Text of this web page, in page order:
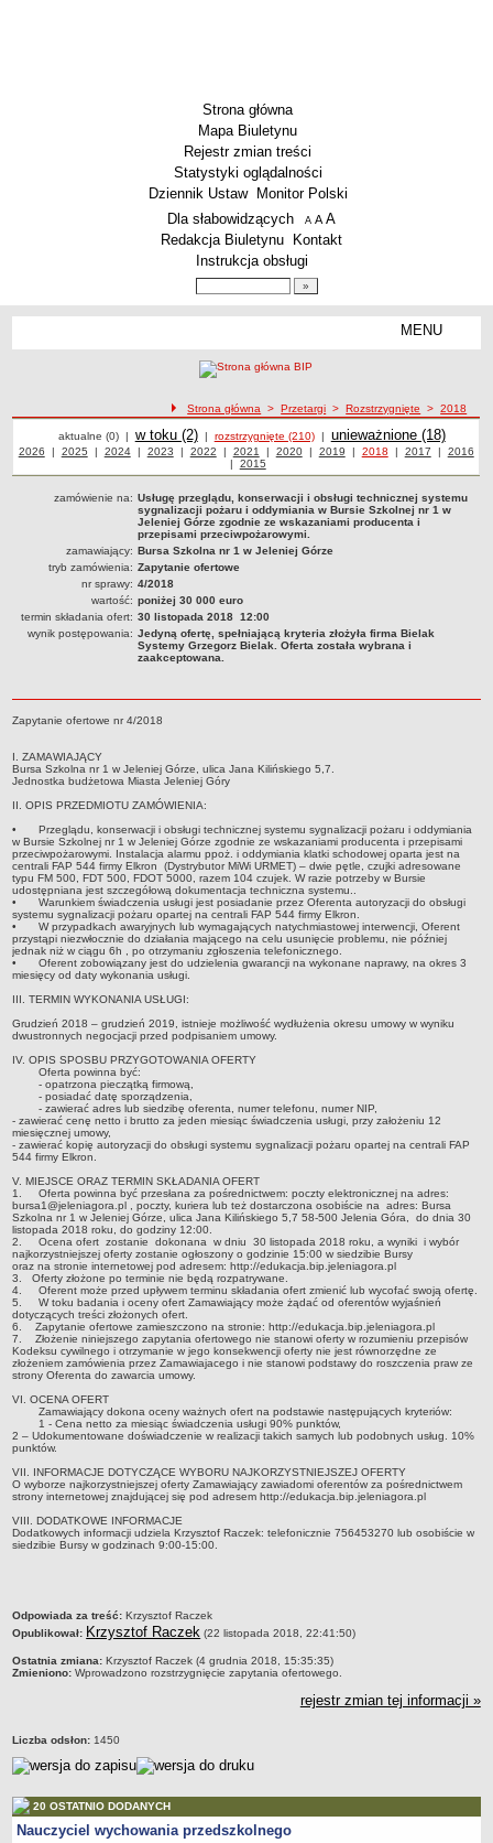
Strona główna
Mapa Biuletynu
Rejestr zmian treści
Statystyki oglądalności
Dziennik Ustaw
Monitor Polski
Menu dodatkowe
Dla słabowidzących A pomniejsz czcionkę
A standardowy rozmiar czcionki
A
Redakcja Biuletynu
Kontakt
Instrukcja obsługi
MENU
Szkoły podstawowe
Inne placówki
PRACA W PLACÓWKACH OŚWIATWYCH
PRZETARGI
SPRAWOZDANIA FINANSOWE
2018
2019
2021
2022
2023
2024
2025
OGŁOSZENIA
DEKLARACJA DOSTĘPNOŚCI
2021
2025
RAPORTY O STANIE DOSTĘPNOŚCI
ścieżka nawigacji
Strona główna >Przetargi >Rozstrzygnięte >2018
Przetargi
aktualne (0)| Przetargi
w toku (2)| rozstrzygnięte (210)| Przetargi
unieważnione (18)
Przetargi z roku
2026 | Przetargi z roku
2025 | Przetargi z roku
2024| Przetargi z roku
2023 | Przetargi z roku
2022 | Przetargi z roku
2021 | Przetargi z roku
2020| Przetargi z roku
2019 | Przetargi z roku
2018 | Przetargi z roku
2017 | Przetargi
2016
| Przetargi z roku
2015
zamówienie na: Usługę przeglądu, konserwacji i obsługi technicznej systemu
sygnalizacji pożaru i oddymiania w Bursie Szkolnej nr 1 w
Jeleniej Górze zgodnie ze wskazaniami producenta i
przepisami przeciwpożarowymi.
zamawiający: Bursa Szkolna nr 1 w Jeleniej Górze
tryb zamówienia: Zapytanie ofertowe
nr sprawy: 4/2018
wartość: poniżej 30 000 euro
termin składania ofert: 30 listopada 2018 12:00
wynik postępowania: Jedyną ofertę, spełniającą kryteria złożyła firma Bielak
Systemy Grzegorz Bielak. Oferta została wybrana i
zaakceptowana.
Zapytanie ofertowe nr 4/2018
I. ZAMAWIAJĄCY
Bursa Szkolna nr 1 w Jeleniej Górze, ulica Jana Kilińskiego 5,7.
Jednostka budżetowa Miasta Jeleniej Góry
II. OPIS PRZEDMIOTU ZAMÓWIENIA:
•
Przeglądu, konserwacji i obsługi technicznej systemu sygnalizacji pożaru i oddymiania
w Bursie Szkolnej nr 1 w Jeleniej Górze zgodnie ze wskazaniami producenta i przepisami
przeciwpożarowymi. Instalacja alarmu ppoż. i oddymiania klatki schodowej oparta jest na
centrali FAP 544 firmy Elkron (Dystrybutor MiWi URMET) – dwie pętle, czujki adresowane
typu FM 500, FDT 500, FDOT 5000, razem 104 czujek. W razie potrzeby w Bursie
udostępniana jest szczegółową dokumentacja techniczna systemu..
•
Warunkiem świadczenia usługi jest posiadanie przez Oferenta autoryzacji do obsługi
systemu sygnalizacji pożaru opartej na centrali FAP 544 firmy Elkron.
•
W przypadkach awaryjnych lub wymagających natychmiastowej interwencji, Oferent
przystąpi niezwłocznie do działania mającego na celu usunięcie problemu, nie później
jednak niż w ciągu 6h , po otrzymaniu zgłoszenia telefonicznego.
•
Oferent zobowiązany jest do udzielenia gwarancji na wykonane naprawy, na okres 3
miesięcy od daty wykonania usługi.
III. TERMIN WYKONANIA USŁUGI:
Grudzień 2018 – grudzień 2019, istnieje możliwość wydłużenia okresu umowy w wyniku
dwustronnych negocjacji przed podpisaniem umowy.
IV. OPIS SPOSBU PRZYGOTOWANIA OFERTY
Oferta powinna być:
- opatrzona pieczątką firmową,
- posiadać datę sporządzenia,
- zawierać adres lub siedzibę oferenta, numer telefonu, numer NIP,
- zawierać cenę netto i brutto za jeden miesiąc świadczenia usługi, przy założeniu 12
miesięcznej umowy,
- zawierać kopię autoryzacji do obsługi systemu sygnalizacji pożaru opartej na centrali FAP
544 firmy Elkron.
V. MIEJSCE ORAZ TERMIN SKŁADANIA OFERT
1.
Oferta powinna być przesłana za pośrednictwem: poczty elektronicznej na adres:
bursa1@jeleniagora.pl , poczty, kuriera lub też dostarczona osobiście na adres: Bursa
Szkolna nr 1 w Jeleniej Górze, ulica Jana Kilińskiego 5,7 58-500 Jelenia Góra, do dnia 30
listopada 2018 roku, do godziny 12:00.
2.
Ocena ofert zostanie dokonana w dniu 30 listopada 2018 roku, a wyniki i wybór
najkorzystniejszej oferty zostanie ogłoszony o godzinie 15:00 w siedzibie Bursy
oraz na stronie internetowej pod adresem: http://edukacja.bip.jeleniagora.pl
3. Oferty złożone po terminie nie będą rozpatrywane.
4.
Oferent może przed upływem terminu składania ofert zmienić lub wycofać swoją ofertę.
5.
W toku badania i oceny ofert Zamawiający może żądać od oferentów wyjaśnień
dotyczących treści złożonych ofert.
6. Zapytanie ofertowe zamieszczono na stronie: http://edukacja.bip.jeleniagora.pl
7. Złożenie niniejszego zapytania ofertowego nie stanowi oferty w rozumieniu przepisów
Kodeksu cywilnego i otrzymanie w jego konsekwencji oferty nie jest równorzędne ze
złożeniem zamówienia przez Zamawiajacego i nie stanowi podstawy do roszczenia praw ze
strony Oferenta do zawarcia umowy.
VI. OCENA OFERT
Zamawiający dokona oceny ważnych ofert na podstawie następujących kryteriów:
1 - Cena netto za miesiąc świadczenia usługi 90% punktów,
2 – Udokumentowane doświadczenie w realizacji takich samych lub podobnych usług. 10%
punktów.
VII. INFORMACJE DOTYCZĄCE WYBORU NAJKORZYSTNIEJSZEJ OFERTY
O wyborze najkorzystniejszej oferty Zamawiający zawiadomi oferentów za pośrednictwem
strony internetowej znajdującej się pod adresem http://edukacja.bip.jeleniagora.pl
VIII. DODATKOWE INFORMACJE
Dodatkowych informacji udziela Krzysztof Raczek: telefonicznie 756453270 lub osobiście w
siedzibie Bursy w godzinach 9:00-15:00.
metryczka
Odpowiada za treść: Krzysztof Raczek
Opublikował: Krzysztof Raczek (22 listopada 2018, 22:41:50)
Ostatnia zmiana: Krzysztof Raczek (4 grudnia 2018, 15:35:35)
Zmieniono: Wprowadzono rozstrzygnięcie zapytania ofertowego.
rejestr zmian tej informacji »
Liczba odsłon: 1450
20 OSTATNIO DODANYCH
Nauczyciel wychowania przedszkolnego